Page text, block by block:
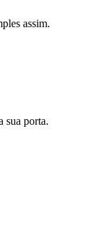
assim.
sua porta.